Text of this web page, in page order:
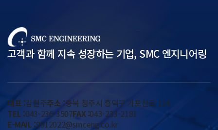
고객과 함께 지속 성장하는 기업, SMC 엔지니어링
대표 :김현주주소 :충북 청주시 흥덕구 가포산로 124
TEL :043-236-3507FAX :043-233-2181
E-MAIL :9912022@smceng.co.kr